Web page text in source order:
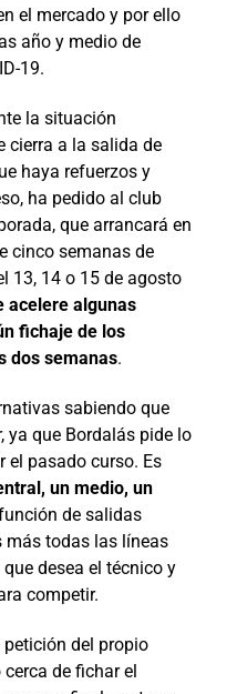
el mercado y por ello
año y medio de
19.
la situación
cierra a la salida de
haya refuerzos y
ha pedido al club
que arrancará en
cinco semanas de
13, 14 o 15 de agosto
acelere algunas
fichaje de los
dos semanas.
sabiendo que
ya que Bordalás pide lo
el pasado curso. Es
un medio, un
de salidas
más todas las líneas
desea el técnico y
competir.
del propio
de fichar el